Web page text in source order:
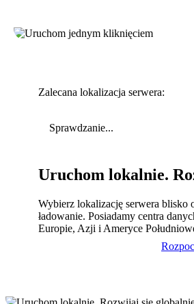
Zalecana lokalizacja serwera:
Sprawdzanie...
Uruchom lokalnie.
Wybierz lokalizację serwera blisko
ładowanie. Posiadamy centra
Europie, Azji i Ameryce